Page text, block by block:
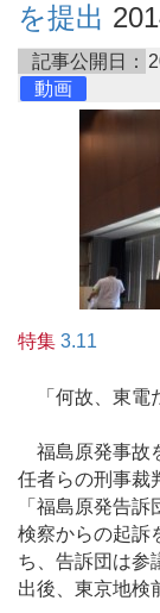
を提出
記事公開日：
動画
特集 3.11
「何故、東電
福島原発事故
任者らの刑事裁
「福島原発告
検察からの起訴
ち、告訴団は参
出後、東京地検